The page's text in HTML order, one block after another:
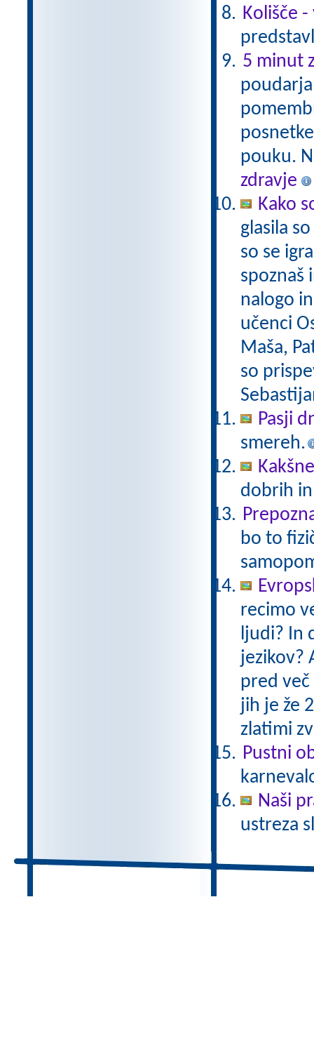
Kolišče
5 minut
pouku.
zdravje
Kako
glasila
so se
spoznaš
nalogo
učenci
Maša,
so
Pasji
smereh.
dobrih
bo to
recimo
ljudi? In
jezikov?
pred
jih je že
zlatimi
Pustni
Naši
ustreza